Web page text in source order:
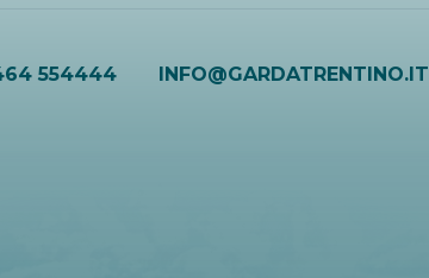
554444 INFO@GARDATRENTINO.IT